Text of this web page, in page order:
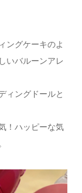
ングケーキのよ
いバルーンアレ
ィングドールと
！ハッピーな気